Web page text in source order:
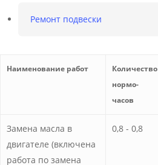
Ремонт подвески
Наименование работ
Количество
нормо-
часов
Замена масла в
двигателе (включена
работа по замена
0,8 - 0,8